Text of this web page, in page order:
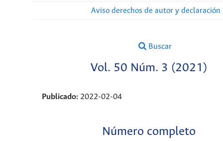
Aviso derechos de autor y
Buscar
Vol. 50 Núm. 3 (2021)
Publicado: 2022-02-04
Número completo